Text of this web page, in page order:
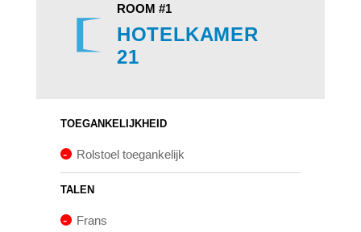
ROOM #1
HOTELKAMER
21
TOEGANKELIJKHEID
Rolstoel toegankelijk
TALEN
Frans